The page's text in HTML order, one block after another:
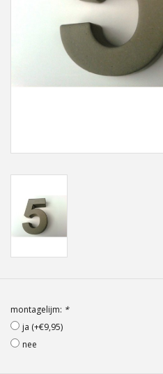
Accessoires
Bestelling op maat
Portfolio
kleuren en lettertypes
montagelijm: *
ja (+€9,95)
nee